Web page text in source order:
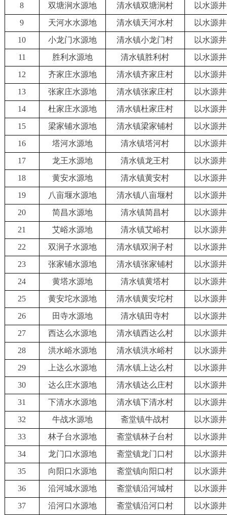
8
双塘涧水源地 清水镇双塘涧村
以水源
9
天河水水源地 清水镇天河水村
以水源
10
小龙门水源地 清水镇小龙门村
以水源
11
胜利水源地 清水镇胜利村
以水源
12
齐家庄水源地 清水镇齐家庄村
以水源
13
张家庄水源地 清水镇张家庄村
以水源
14
杜家庄水源地 清水镇杜家庄村
以水源
15
梁家铺水源地 清水镇梁家铺村
以水源
16
塔河水源地 清水镇塔河村
以水源
17
龙王水源地 清水镇龙王村
以水源
18
黄安水源地 清水镇黄安村
以水源
19
八亩堰水源地 清水镇八亩堰村
以水源
20
简昌水源地 清水镇简昌村
以水源
21
艾峪水源地 清水镇艾峪村
以水源
22
双涧子水源地 清水镇双涧子村
以水源
23
张家铺水源地 清水镇张家铺村
以水源
24
黄塔水源地 清水镇黄塔村
以水源
25
黄安坨水源地 清水镇黄安坨村
以水源
26
田寺水源地 清水镇田寺村
以水源
27
西达么水源地 清水镇西达么村
以水源
28
洪水峪水源地 清水镇洪水峪村
以水源
29
上达么水源地 清水镇上达么村
以水源
30
达么庄水源地 清水镇达么庄村
以水源
31
下清水水源地 清水镇下清水村
以水源
32
牛战水源地 斋堂镇牛战村
以水源
33
林子台水源地 斋堂镇林子台村
以水源
34
龙门口水源地 斋堂镇龙门口村
以水源
35
向阳口水源地 斋堂镇向阳口村
以水源
36
沿河城水源地 斋堂镇沿河城村
以水源
37
沿河口水源地 斋堂镇沿河口村 以水源